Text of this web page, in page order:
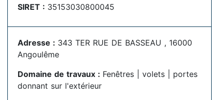
SIRET : 35153030800045
Adresse : 343 TER RUE DE BASSEAU , 16000
Angoulême
Domaine de travaux : Fenêtres | volets | portes
donnant sur l'extérieur